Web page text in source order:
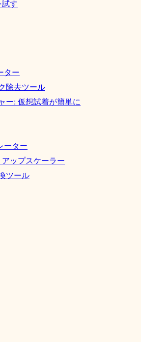
試す
ター
除去ツール
ー: 仮想試着が簡単に
ーター
ップスケーラー
ツール